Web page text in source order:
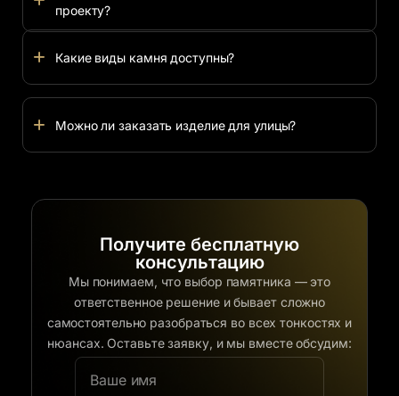
проекту?
Какие виды камня доступны?
Можно ли заказать изделие для улицы?
Получите бесплатную
консультацию
Мы понимаем, что выбор памятника — это
ответственное решение и бывает сложно
самостоятельно разобраться во всех тонкостях и
нюансах. Оставьте заявку, и мы вместе обсудим: